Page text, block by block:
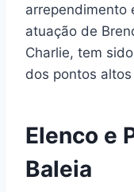
arrependimento
atuação de
Charlie, tem
dos pontos
Elenco e
Baleia